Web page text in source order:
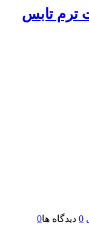
ترم تابس
0 دیدگاه ها0